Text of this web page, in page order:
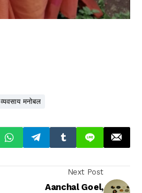
व्यवसाय मनोबल
Next Post
Aanchal Goel,